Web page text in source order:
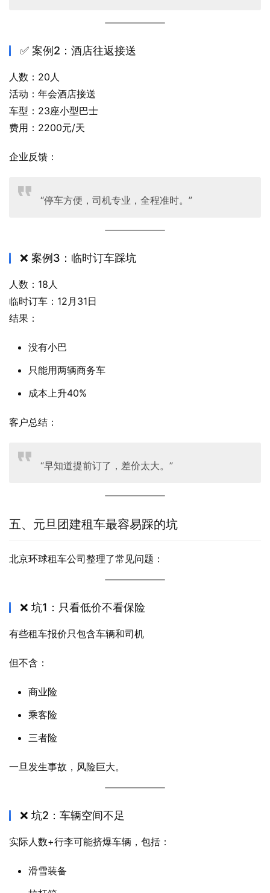
✅ 案例2：酒店往返接送
人数：20人
活动：年会酒店接送
车型：23座小型巴士
费用：2200元/天
企业反馈：
“停车方便，司机专业，全程准时。”
❌ 案例3：临时订车踩坑
人数：18人
临时订车：12月31日
结果：
没有小巴
只能用两辆商务车
成本上升40%
客户总结：
“早知道提前订了，差价太大。”
五、元旦团建租车最容易踩的坑
北京环球租车公司整理了常见问题：
❌ 坑1：只看低价不看保险
有些租车报价只包含车辆和司机
但不含：
商业险
乘客险
三者险
一旦发生事故，风险巨大。
❌ 坑2：车辆空间不足
实际人数+行李可能挤爆车辆，包括：
滑雪装备